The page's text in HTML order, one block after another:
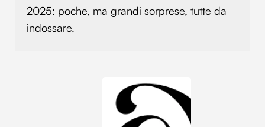
2025: poche, ma grandi sorprese, tutte da
indossare.